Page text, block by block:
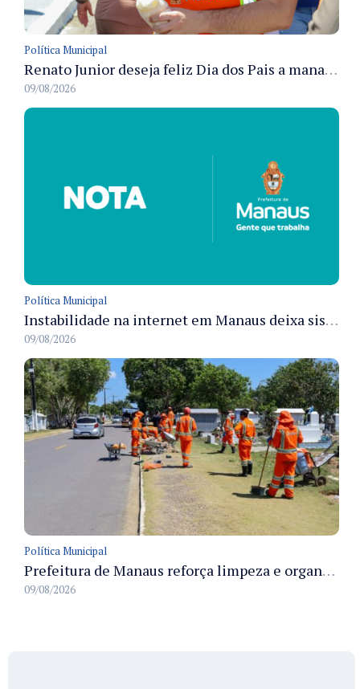
Política Municipal
Renato Junior deseja feliz Dia dos Pais a manauaras e detalha preparo dos cemitérios municipais
09/08/2026
Política Municipal
Instabilidade na internet em Manaus deixa sistemas de atendimento municipal temporariamente indisponíveis
09/08/2026
Política Municipal
Prefeitura de Manaus reforça limpeza e organização dos cemiterios municipais para receber famílias no Dia dos Pais
09/08/2026